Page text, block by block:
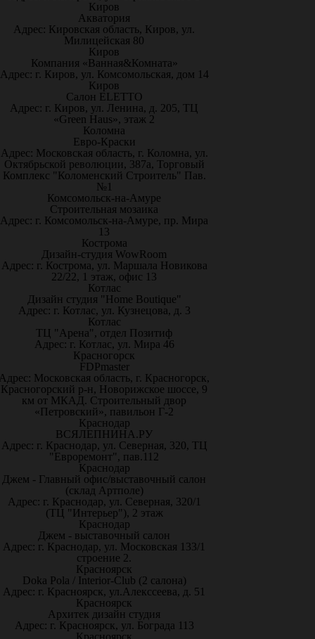
Киров
Акватория
Адрес: Кировская область, Киров, ул.
Милицейская 80
Киров
Компания «Ванная&Комната»
Адрес: г. Киров, ул. Комсомольская, дом 14
Киров
Салон ELETTO
Адрес: г. Киров, ул. Ленина, д. 205, ТЦ
«Green Haus», этаж 2
Коломна
Евро-Краски
Адрес: Московская область, г. Коломна, ул.
Октябрьской революции, 387а, Торговый
Комплекс "Коломенский Строитель" Пав.
№1
Комсомольск-на-Амуре
Строительная мозаика
Адрес: г. Комсомольск-на-Амуре, пр. Мира
13
Кострома
Дизайн-студия WowRoom
Адрес: г. Кострома, ул. Маршала Новикова
22/22, 1 этаж, офис 13
Котлас
Дизайн студия "Home Boutique"
Адрес: г. Котлас, ул. Кузнецова, д. 3
Котлас
ТЦ "Арена", отдел Позитиф
Адрес: г. Котлас, ул. Мира 46
Красногорск
FDPmaster
Московская область, г. Красногорск,
Красногорский р-н, Новорижское шоссе, 9
км от МКАД. Строительный двор
«Петровский», павильон Г-2
Краснодар
ВСЯЛЕПНИНА.РУ
Адрес: г. Краснодар, ул. Северная, 320, ТЦ
"Евроремонт", пав.112
Краснодар
Джем - Главный офис/выставочный салон
(склад Артполе)
Адрес: г. Краснодар, ул. Северная, 320/1
(ТЦ "Интерьер"), 2 этаж
Краснодар
Джем - выставочный салон
Адрес: г. Краснодар, ул. Московская 133/1
строение 2.
Красноярск
Doka Pola / Interior-Club (2 салона)
Адрес: г. Красноярск, ул.Алекссеева, д. 51
Красноярск
Архитек дизайн студия
Адрес: г. Красноярск, ул. Бограда 113
Красноярск